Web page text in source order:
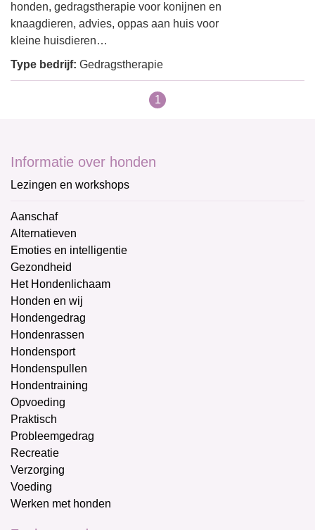
honden, gedragstherapie voor konijnen en
knaagdieren, advies, oppas aan huis voor
kleine huisdieren…
Type bedrijf: Gedragstherapie
1
Informatie over honden
Lezingen en workshops
Aanschaf
Alternatieven
Emoties en intelligentie
Gezondheid
Het Hondenlichaam
Honden en wij
Hondengedrag
Hondenrassen
Hondensport
Hondenspullen
Hondentraining
Opvoeding
Praktisch
Probleemgedrag
Recreatie
Verzorging
Voeding
Werken met honden